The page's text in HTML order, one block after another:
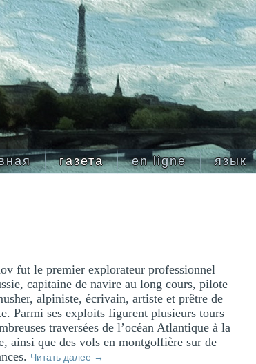
газета en ligne язык
fut le premier explorateur professionnel
capitaine de navire au long cours, pilote
alpiniste, écrivain, artiste et prêtre de
Parmi ses exploits figurent plusieurs tours
traversées de l’océan Atlantique à la
ainsi que des vols en montgolfière sur de
Читать далее →